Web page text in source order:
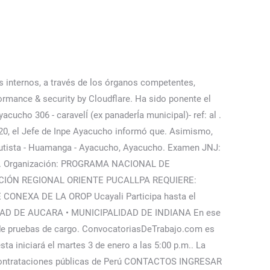
GOBIERNO REGIONAL DE CAJAMARCA UNIDAD EJECUTORA PROGRAMAS REGIONALES - PROREGION, UNIDAD EJECUTORA 120 PROGRAMA NACIONAL DE DOTACION DE MATERIALES EDUCATIVOS, INPE-DIRECCION REGIONAL CENTRO - HUANCAYO. Los acusados han negado los cargos y, por lo menos, parte de ellos han sido materia de retracción por alguno de los coimputados, y figura en autos prueba documental y de informes o constancias escritas que permiten enervar, aun cuando parcialmente, los cargos. QUINTO. BUSCADOR RAPIDO Busqueda Avanzada Objeto del Contrato: Ayacucho: tres pobladores mueren a causa de un deslizamiento de tierra, Más de 6 mil personas fueron detenidas por delitos contra la libertad sexual en 2017, Ayacucho: Resguardo policial y de las Fuerzas Armadas en la ciudad de Huamanga, Gobernador de Ayacucho se reunió con el ministro del Interior, Decomisan celulares y droga durante requisa en Penal Ancón I, Nuevos indicios sobre la muerte de un hombre durante las protestas en Ayacucho, Ayacucho: Fuertes lluvias inundaron local en plena fiesta de promoción, Delegación de la CIDH visitó a Pedro Castillo en prisión, Reglamento interno de seguridad y salud en el trabajo. San Ignacio de Loyola [Miércoles 9 de setiembre] RD N° 04409-2020-UGEL03 - Aprobar la suscripción del . actualizado hace más de 2 años . El doce de mayo de mil novecientos noventa y dos intervinieron en el incendio de vehículos en la zona de Chanchoccocha, distrito de Ayacucho, provincia de Huamanga, así como interceptaron un ómnibus de transporte interprovincial de la empresa Molina, y mataron al suboficial PNP Pedro Ríos Chang y a los ronderos Nazario Canales, Enrique Oré y LLorio Berrocal, así como a los pasajeros Plácido Barrientos y Simeón Cahuana Taype. Coordinadora de Programas de Intervención. A su vez, en la región Loreto, los pueblos y comunidades de la Amazonía norte indicaron en un pronunciamiento que retomarán la “movilización indefinida” desde el 4 de enero, “de acuerdo a nuestros usos y costumbres”. Que, según la acusación fiscal de fojas mil doscientos diecisiete, genéricamente, se atribuye a los encausados Palomino Medrano y Mendoza Acasio ser integrantes del grupo de aniquilamiento de la Base veintiuno del denominado Ejército Guerrillero Popular de Sendero Luminoso. Lupe María Chahuara Vigo. You can email the site owner to let them know you were blocked. Tipo de trabajador: TECNICO Órgano u Oficina: ADMINISTRACION Lugar de prestación del servicio: SEDE ADMINISTRATIVA - DRE ANCASH Plazo para postular: 19 de enero del 2023 COMO POSTULAR: La presentación de documentos para este proceso, deberá realizarse de . INPE, 15:50 – 17:10 GESTION DEL RIESGO CRIMINÓGENO Y PLAN DE TRATAMIENTO DIFERENCIAL DESDE EL MEDIO LIBRE. A su turno el director del INPE Andrés Rojas Galdós, agradeció al gobernador regional, Wil